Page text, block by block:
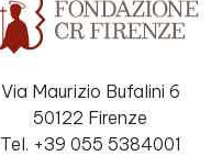
Via Maurizio Bufalini 6
50122 Firenze
Tel. +39 055 5384001